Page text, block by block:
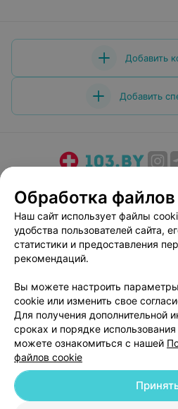
Добавить
Добавить
Медицинский маркетинг
Пользовательское
Вакансии
Написать
Персональные
Обработка
Обработка
Наш сайт использует файлы
удобства пользователей сайта,
статистики и предоставления
рекомендаций.
Вы можете настроить
cookie или изменить свое
Для получения дополнительной
сроках и порядке
можете ознакомиться с нашей
файлов cookie